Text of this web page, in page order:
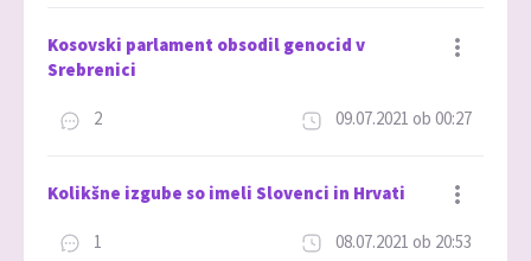
Kosovski parlament obsodil genocid v
Srebrenici
2 09.07.2021 ob 00:27
Dodaj med priljubljene
Kolikšne izgube so imeli Slovenci in Hrvati
1 08.07.2021 ob 20:53